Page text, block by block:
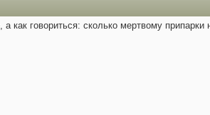
говориться: сколько мертвому припарки